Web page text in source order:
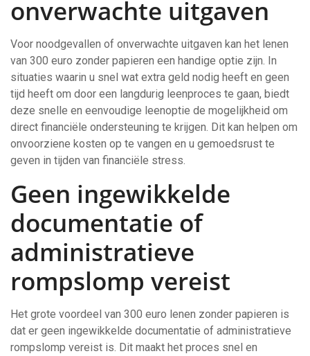
onverwachte uitgaven
Voor noodgevallen of onverwachte uitgaven kan het lenen
van 300 euro zonder papieren een handige optie zijn. In
situaties waarin u snel wat extra geld nodig heeft en geen
tijd heeft om door een langdurig leenproces te gaan, biedt
deze snelle en eenvoudige leenoptie de mogelijkheid om
direct financiële ondersteuning te krijgen. Dit kan helpen om
onvoorziene kosten op te vangen en u gemoedsrust te
geven in tijden van financiële stress.
Geen ingewikkelde
documentatie of
administratieve
rompslomp vereist
Het grote voordeel van 300 euro lenen zonder papieren is
dat er geen ingewikkelde documentatie of administratieve
rompslomp vereist is. Dit maakt het proces snel en